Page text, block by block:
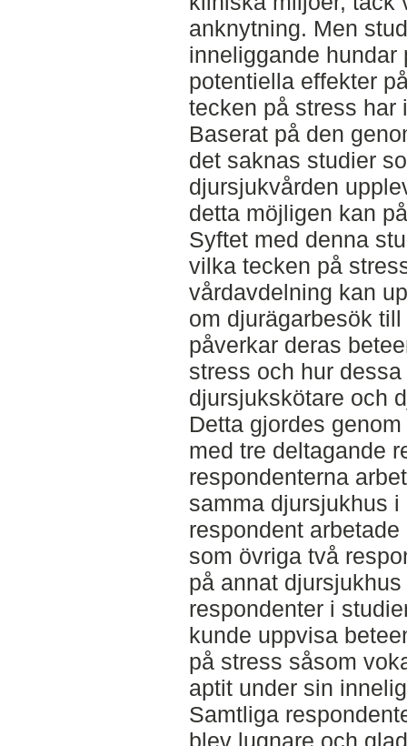
anknytning. Men
inneliggande
potentiella effekter
tecken på stress har
Baserat på den
det saknas studier
djursjukvården
detta möjligen kan
Syftet med denna
vilka tecken på
vårdavdelning kan
om djurägarbesök
påverkar deras
stress och hur
djursjukskötare och
Detta gjordes
med tre deltagande
respondenterna
samma djursjukhus
respondent
som övriga två
på annat
respondenter i
kunde uppvisa
på stress såsom
aptit under sin
Samtliga
blev lugnare och